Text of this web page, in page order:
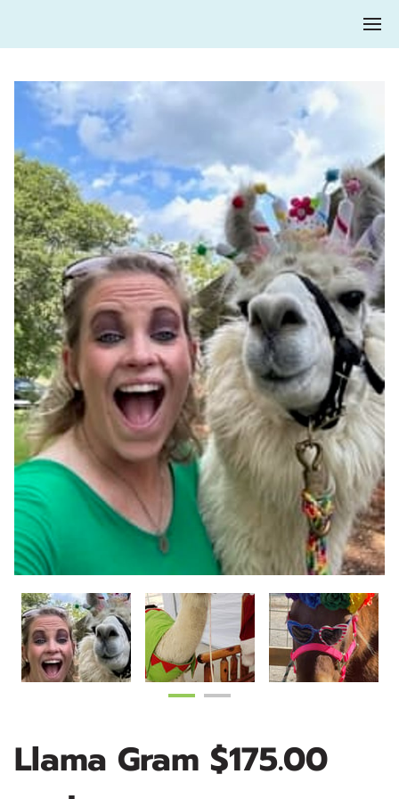
Llama Gram $175.00